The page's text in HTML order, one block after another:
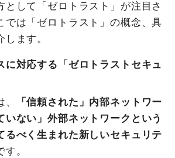
として「ゼロトラスト」が注目さ
では「ゼロトラスト」の概念、具
ます。
に対応する「ゼロトラストセキュ
「信頼された」内部ネットワー
いない」外部ネットワークという
るべく生まれた新しいセキュリテ
す。